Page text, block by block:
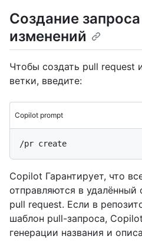
Создание
изменений
Чтобы создать pull request
ветки, введите:
Copilot prompt
Copilot Гарантирует, что
отправляются в удалённый
pull request. Если в
шаблон pull-запроса,
генерации названия и